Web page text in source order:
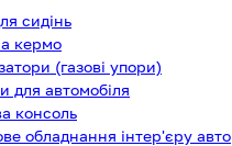
сидінь
кермо
(газові упори)
для автомобіля
консоль
обладнання інтер'єру авто